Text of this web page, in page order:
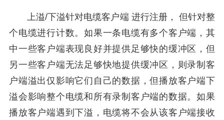
上溢/下溢针对电缆客户端 进行注册， 但针对整
个电缆进行计数。如果一条电缆有多个客户端，其
中一些客户端表现良好并提供足够快的缓冲区，但
另一些客户端无法足够快地提供缓冲区，则录制客
户端溢出仅影响它们自己的数据，但播放客户端下
溢会影响整个电缆和所有录制客户端的数据。如果
播放客户端遇到下溢，电缆将不会从该客户端接收